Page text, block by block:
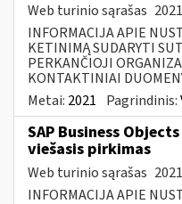
Web turinio sąrašas
INFORMACIJA APIE
KETINIMĄ SUDARYTI
PERKANČIOJI
KONTAKTINIAI
Metai: 2021 Pagrindinis:
SAP Business
viešasis pirkimas
Web turinio sąrašas
INFORMACIJA APIE